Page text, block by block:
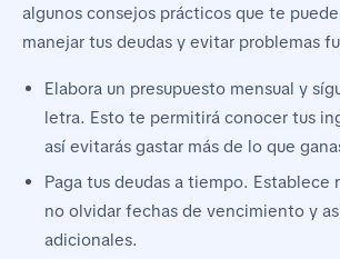
algunos consejos prácticos que te
manejar tus deudas y evitar problemas
Elabora un presupuesto mensual y
letra. Esto te permitirá conocer tus
así evitarás gastar más de lo que
Paga tus deudas a tiempo. Establece
no olvidar fechas de vencimiento y
adicionales.